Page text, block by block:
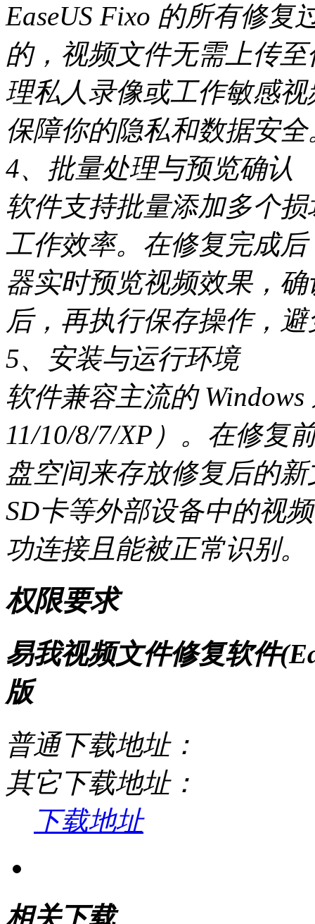
EaseUS Fixo 的所有修
的，视频文件无需上传
理私人录像或工作敏感
保障你的隐私和数据安全
4、批量处理与预览确认
软件支持批量添加多个
工作效率。在修复完成
器实时预览视频效果，
后，再执行保存操作，
5、安装与运行环境
软件兼容主流的
11/10/8/7/XP）。在修复
盘空间来存放修复后的
SD卡等外部设备中的视
功连接且能被正常识别。
权限要求
易我视频文件修复软件
版
普通下载地址：
其它下载地址：
下载地址
相关下载